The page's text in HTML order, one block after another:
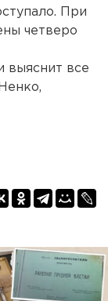
При
четверо
выяснит все